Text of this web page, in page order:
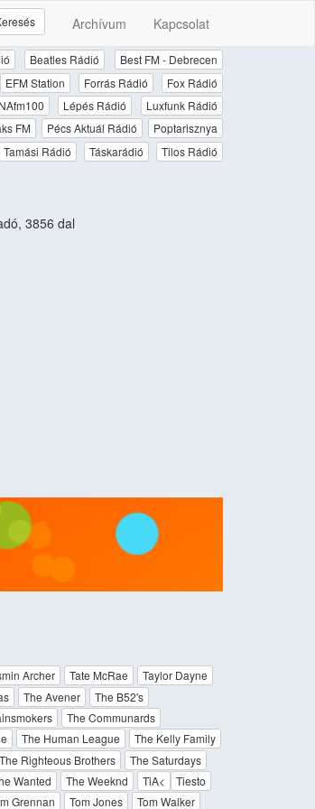
Archívum Kapcsolat
Beatles Rádió
Best FM - Debrecen
EFM Station Forrás Rádió
Fox Rádió
Lépés Rádió
Luxfunk Rádió
FM Pécs Aktuál Rádió
Poptarisznya
Tamási Rádió Táskarádió
Tilos Rádió
3856 dal
Archer Tate McRae
Taylor Dayne
The Avener
The B52's
The Communards
The Human League
The Kelly Family
The Righteous Brothers
The Saturdays
Wanted The Weeknd TiA<
Tiesto
Grennan Tom Jones Tom Walker